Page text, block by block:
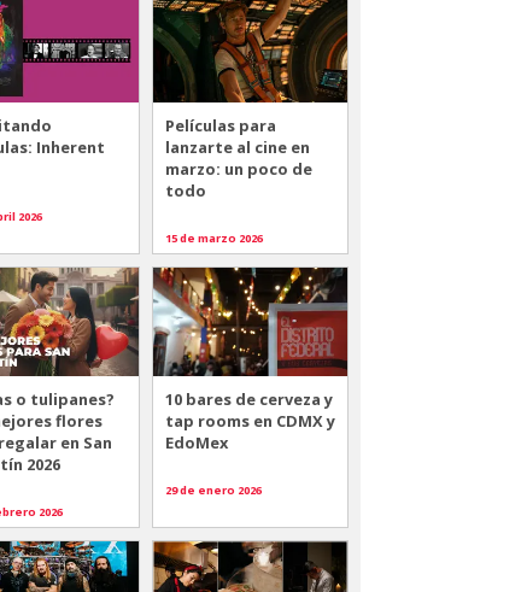
Inherent
2026
Películas para
lanzarte al cine en
marzo: un poco de
todo
15 de marzo 2026
o tulipanes?
flores
en San
2026
2026
10 bares de cerveza y
tap rooms en CDMX y
EdoMex
29 de enero 2026